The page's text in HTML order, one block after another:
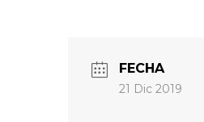
FECHA
21 Dic 2019